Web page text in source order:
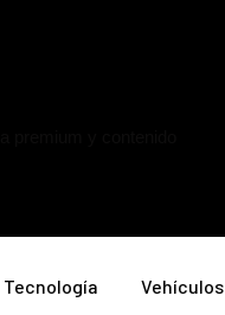
Tecnología Vehículos